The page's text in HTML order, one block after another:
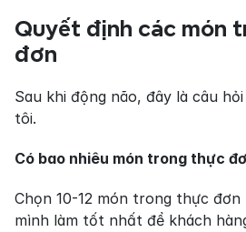
Quyết định các món
đơn
Sau khi động não, đây là câu
tôi.
Có bao nhiêu món trong thực
Chọn 10-12 món trong thực
mình làm tốt nhất để khách